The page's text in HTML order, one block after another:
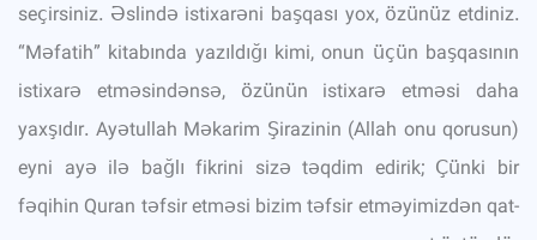
seçirsiniz. Əslində istixarəni başqası yox, özünüz etdiniz.
“Məfatih” kitabında yazıldığı kimi, onun üçün başqasının
istixarə etməsindənsə, özünün istixarə etməsi daha
yaxşıdır. Ayətullah Məkarim Şirazinin (Allah onu qorusun)
eyni ayə ilə bağlı fikrini sizə təqdim edirik; Çünki bir
fəqihin Quran təfsir etməsi bizim təfsir etməyimizdən qat-